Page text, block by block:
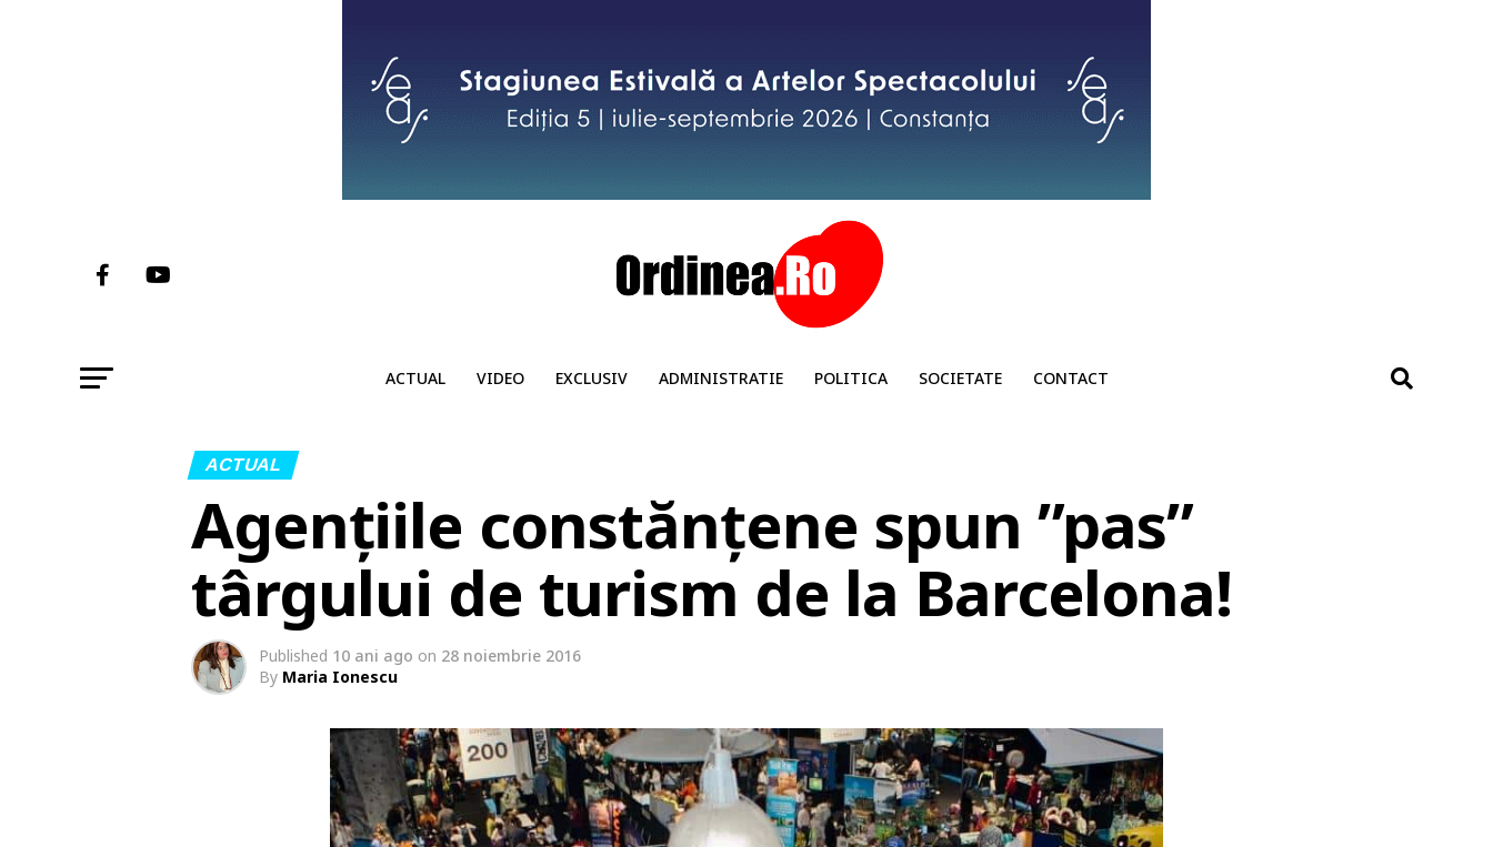
ACTUAL VIDEO EXCLUSIV ADMINISTRATIE POLITICA SOCIETATE CONTACT
ACTUAL
Agențiile constănțene spun ”pas”
târgului de turism de la Barcelona!
Published 10 ani ago on 28 noiembrie 2016
By Maria Ionescu